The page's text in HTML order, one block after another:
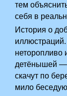
тем
себя в
История о
неторопливо
детёнышей —
скачут по
мило